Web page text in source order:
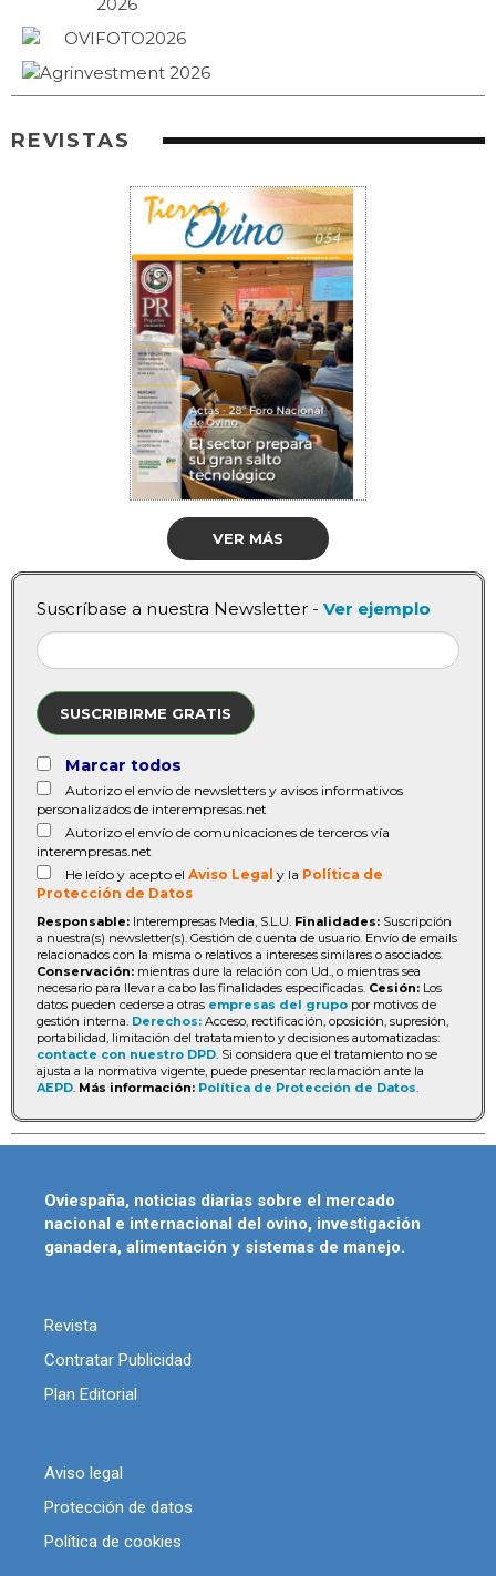
REVISTAS
VER MÁS
Suscríbase a nuestra Newsletter - Ver ejemplo
SUSCRIBIRME GRATIS
Marcar todos
Autorizo el envío de newsletters y avisos informativos
personalizados de interempresas.net
Autorizo el envío de comunicaciones de terceros vía
interempresas.net
He leído y acepto el Aviso Legal y la Política de
Protección de Datos
Responsable: Interempresas Media, S.L.U. Finalidades: Suscripción
a nuestra(s) newsletter(s). Gestión de cuenta de usuario. Envío de emails
relacionados con la misma o relativos a intereses similares o asociados.
Conservación: mientras dure la relación con Ud., o mientras sea
necesario para llevar a cabo las finalidades especificadas. Cesión: Los
datos pueden cederse a otras empresas del grupo por motivos de
gestión interna. Derechos: Acceso, rectificación, oposición, supresión,
portabilidad, limitación del tratatamiento y decisiones automatizadas:
contacte con nuestro DPD . Si considera que el tratamiento no se
ajusta a la normativa vigente, puede presentar reclamación ante la
AEPD Más información: Política de Protección de Datos
Oviespaña, noticias diarias sobre el mercado
nacional e internacional del ovino, investigación
ganadera, alimentación y sistemas de manejo.
Revista
Contratar Publicidad
Plan Editorial
Aviso legal
Protección de datos
Política de cookies